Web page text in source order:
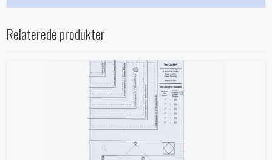
Relaterede produkter